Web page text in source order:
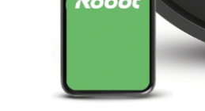
Clicca per ingrandire